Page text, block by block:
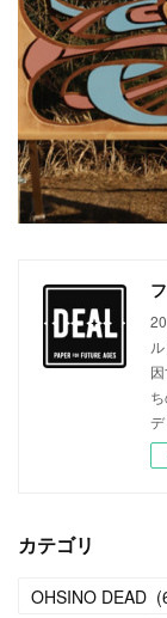
デ
カテゴリ
OHSINO DEAD (